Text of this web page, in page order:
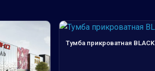
Тумба прикроватная BLACK